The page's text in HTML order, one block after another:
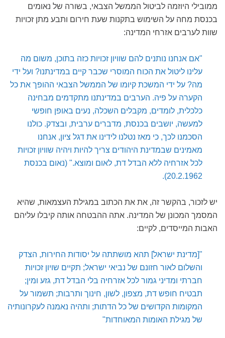
ממובילי היוזמה לביטול הממשל הצבאי, בשורה של נאומים
בכנסת מחה על השימוש בתקנות שעת חירום ותבע מתן זכויות
שוות לערבים אזרחי המדינה:
"אם אנחנו נותנים להם שוויון זכויות כזה בתוכן, משום מה
עלינו ליטול את הכוח המוסרי שכבר קיים במדינתנו? ועל ידי
מה? על ידי המשכת קיומו של הממשל הצבאי ההופך את כל
הקערה על פיה. הערבים במדינתנו מתקדמים מבחינה
כלכלית, לומדים, מקבלים השכלה, נעים באופן חופשי
למעשה, יושבים בכנסת, מדברים ערבית, ובצדק. כולנו
הסכמנו לכך, כי מאז נטלנו לידינו את דגל ציון, אנחנו
מאמינים שבמדינת היהודים צריך להיות ויהיה שוויון זכויות
לכל אזרחיה ללא הבדל דת, לאום ומוצא." (נאום בכנסת
20.2.1962).
יש לזכור, בהקשר זה, את את הכתוב במגילת העצמאות, שהיא
המסמך המכונן של המדינה. אתה ההבטחה אותה קיבלו עליהם
האבות המייסדים, לקיים:
"[מדינת ישראל] תהא מושתתה על יסודות החירות, הצדק
והשלום לאור חזונם של נביאי ישראל; תקיים שויון זכויות
חברתי ומדיני גמור לכל אזרחיה בלי הבדל דת, גזע ומין;
תבטיח חופש דת, מצפון, לשון, חינוך ותרבות; תשמור על
המקומות הקדושים של כל הדתות; ותהיה נאמנה לעקרונותיה
של מגילת האומות המאוחדות"